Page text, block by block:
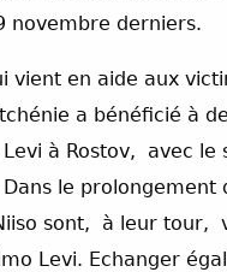
novembre derniers.
vient en aide aux
a bénéficié à
à Rostov, avec
le
sont, à leur tour,
Levi. Echanger